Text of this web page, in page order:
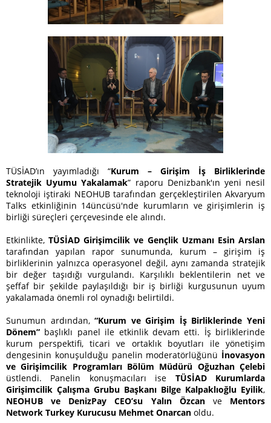
TÜSİAD’ın yayımladığı “Kurum – Girişim İş Birliklerinde
Stratejik Uyumu Yakalamak” raporu Denizbank'ın yeni nesil
teknoloji iştiraki NEOHUB tarafından gerçekleştirilen Akvaryum
Talks etkinliğinin 14üncüsü'nde kurumların ve girişimlerin iş
birliği süreçleri çerçevesinde ele alındı.
Etkinlikte, TÜSİAD Girişimcilik ve Gençlik Uzmanı Esin Arslan
tarafından yapılan rapor sunumunda, kurum – girişim iş
birliklerinin yalnızca operasyonel değil, aynı zamanda stratejik
bir değer taşıdığı vurgulandı. Karşılıklı beklentilerin net ve
şeffaf bir şekilde paylaşıldığı bir iş birliği kurgusunun uyum
yakalamada önemli rol oynadığı belirtildi.
Sunumun ardından,“Kurum ve Girişim İş Birliklerinde Yeni
Dönem” başlıklı panel ile etkinlik devam etti. İş birliklerinde
kurum perspektifi, ticari ve ortaklık boyutları ile yönetişim
dengesinin konuşulduğu panelin moderatörlüğünü İnovasyon
ve Girişimcilik Programları Bölüm Müdürü Oğuzhan Çelebi
üstlendi. Panelin konuşmacıları ise TÜSİAD Kurumlarda
Girişimcilik Çalışma Grubu Başkanı Bilge Kalpaklıoğlu Eyilik,
NEOHUB ve DenizPay CEO’su Yalın Özcan ve Mentors
Network Turkey Kurucusu Mehmet Onarcan oldu.